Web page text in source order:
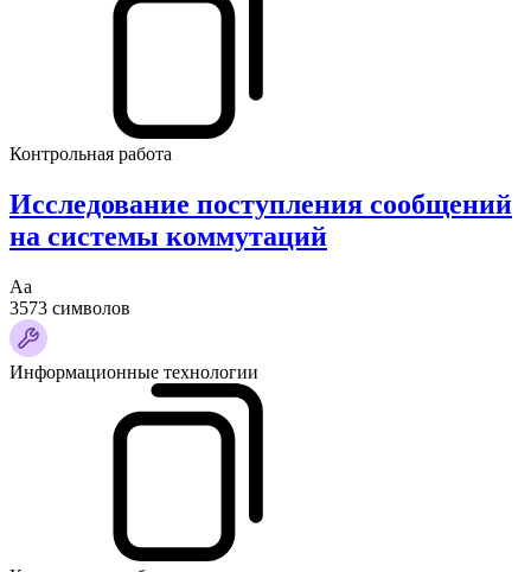
Контрольная работа
Исследование поступления сообщений
на системы коммутаций
Аа
3573 символов
Информационные технологии